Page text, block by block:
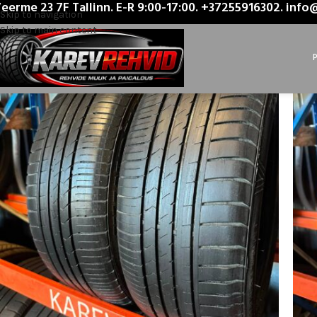
Skip to navigation
Skip to main content
23 7F Tallinn. E-R 9:00-17:00. +37255916302.
Главная /Product Tootja/ Winrun